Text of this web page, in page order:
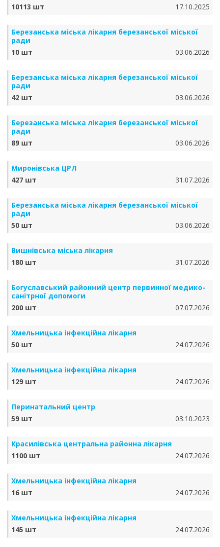
10113 шт
17.10.2025
Березанська міська лікарня березанської міської
ради
10 шт
03.06.2026
Березанська міська лікарня березанської міської
ради
42 шт
03.06.2026
Березанська міська лікарня березанської міської
ради
89 шт
03.06.2026
Миронівська ЦРЛ
427 шт
31.07.2026
Березанська міська лікарня березанської міської
ради
50 шт
03.06.2026
Вишнівська міська лікарня
180 шт
31.07.2026
Богуславський районний центр первинної медико-
санітрної допомоги
200 шт
07.07.2026
Хмельницька інфекційна лікарня
50 шт
24.07.2026
Хмельницька інфекційна лікарня
129 шт
24.07.2026
Перинатальний центр
59 шт
03.10.2023
Красилівська центральна районна лікарня
1100 шт
24.07.2026
Хмельницька інфекційна лікарня
16 шт
24.07.2026
Хмельницька інфекційна лікарня
145 шт
24.07.2026